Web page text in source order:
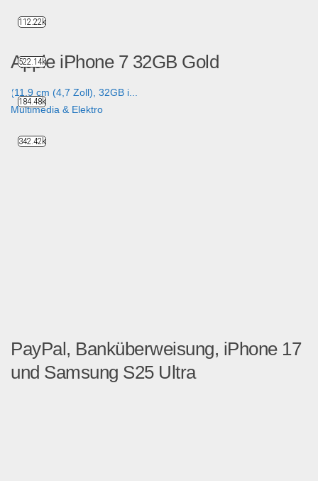
Apple iPhone 7 32GB Gold
(11,9 cm (4,7 Zoll), 32GB i...
Multimedia & Elektro
PayPal, Banküberweisung, iPhone 17
und Samsung S25 Ultra
112.22k
522.14k
184.48k
342.42k